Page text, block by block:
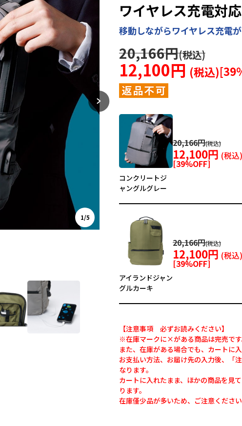
1/5
ワイヤレス充電対
移動しながらワイヤレス充電
20,166円
12,100円 [39
コンクリートジ
ャングルグレー
20,166円
12,100円
[39%OFF]
アイランドジャン
グルカーキ
20,166円
12,100円
[39%OFF]
【注意事項 必ずお読みください】
※在庫マークに×がある商品は完売です
また、在庫がある場合でも、カートに
お支払い方法、お届け先の入力後、「
なります。
カートに入れたまま、ほかの商品を見
ります。
在庫僅少品が多いため、ご注意ください